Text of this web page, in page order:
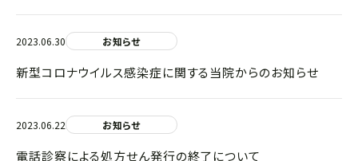
2023.06.30 お知らせ
新型コロナウイルス感染症に関する当院からのお知らせ
2023.06.22 お知らせ
電話診察による処方せん発行の終了について